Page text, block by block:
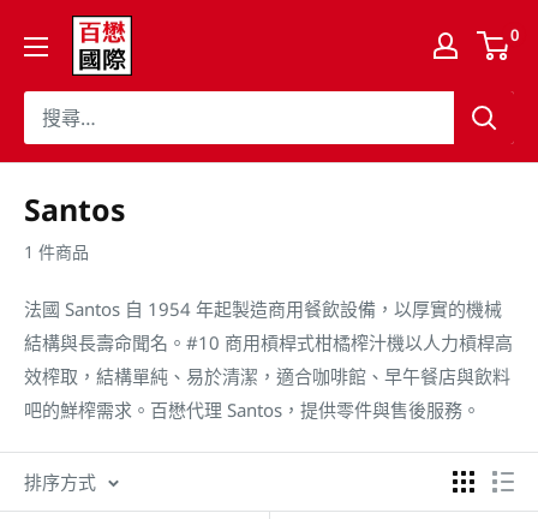
百
懋
國
際
股
份
限
公
司
Cojaft
Coffee
0
Santos
1 件商品
法國 Santos 自 1954 年起製造商用餐飲設備，以厚實的機械
結構與長壽命聞名。#10 商用槓桿式柑橘榨汁機以人力槓桿高
效榨取，結構單純、易於清潔，適合咖啡館、早午餐店與飲料
吧的鮮榨需求。百懋代理 Santos，提供零件與售後服務。
排序方式